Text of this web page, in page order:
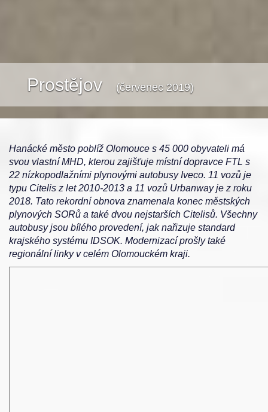
Prostějov (červenec 2019)
Hanácké město poblíž Olomouce s 45 000 obyvateli má
svou vlastní MHD, kterou zajišťuje místní dopravce FTL s
22 nízkopodlažními plynovými autobusy Iveco. 11 vozů je
typu Citelis z let 2010-2013 a 11 vozů Urbanway je z roku
2018. Tato rekordní obnova znamenala konec městských
plynových SORů a také dvou nejstarších Citelisů. Všechny
autobusy jsou bílého provedení, jak nařizuje standard
krajského systému IDSOK. Modernizací prošly také
regionální linky v celém Olomouckém kraji.